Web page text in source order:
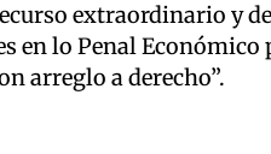
extraordinario y
en lo Penal Económico
arreglo a derecho”.